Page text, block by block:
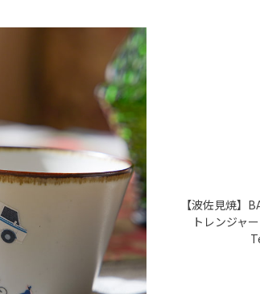
【波佐見焼】
トレンジャ